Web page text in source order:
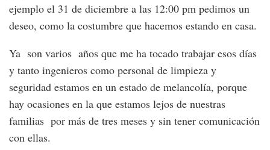
ejemplo el 31 de diciembre a las 12:00 pm pedimos un
deseo, como la costumbre que hacemos estando en casa.
Ya son varios años que me ha tocado trabajar esos días
y tanto ingenieros como personal de limpieza y
seguridad estamos en un estado de melancolía, porque
hay ocasiones en la que estamos lejos de nuestras
familias por más de tres meses y sin tener comunicación
con ellas.